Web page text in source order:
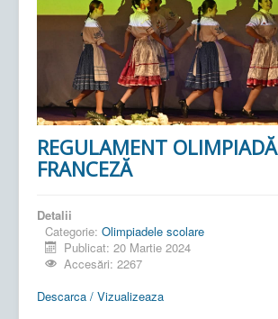
REGULAMENT OLIMPIADĂ
FRANCEZĂ
Detalii
Categorie: Olimpiadele scolare
Publicat: 20 Martie 2024
Accesări: 2267
Descarca / Vizualizeaza